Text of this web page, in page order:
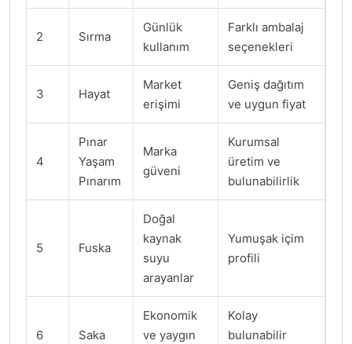
2 Sırma
Günlük
kullanım
Farklı ambalaj
seçenekleri
3 Hayat
Market
erişimi
Geniş dağıtım
ve uygun fiyat
4
Pınar
Yaşam
Pınarım
Marka
güveni
Kurumsal
üretim ve
bulunabilirlik
5 Fuska
Doğal
kaynak
suyu
arayanlar
Yumuşak içim
profili
6 Saka
Ekonomik
ve yaygın
Kolay
bulunabilir